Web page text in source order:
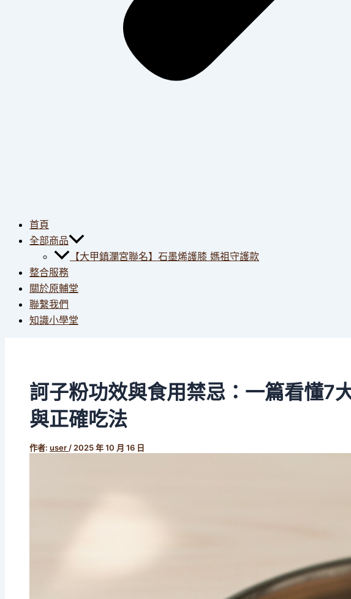
首頁
全部商品
【大甲鎮瀾宮聯名】石墨烯護膝 媽祖守護款
整合服務
關於原輔堂
聯繫我們
知識小學堂
訶子粉功效與食用禁忌：一篇看懂7
與正確吃法
作者: user / 2025 年 10 月 16 日